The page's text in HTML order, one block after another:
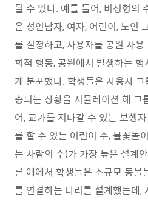
될 수 있다. 예를 들어, 비정형의
은 성인남자, 여자, 어린이, 노인
를 설정하고, 사용자를 공원 사
회적 행동, 공원에서 발생하는
게 분포했다. 학생들은 사용자
충되는 상황을 시뮬레이션 해 그
어, 교가를 지나갈 수 있는 보행
를 할 수 있는 어린이 수, 불꽃놀
는 사람의 수)가 가장 높은 설계
른 예에서 학생들은 소규모 동물
를 연결하는 다리를 설계했는데,